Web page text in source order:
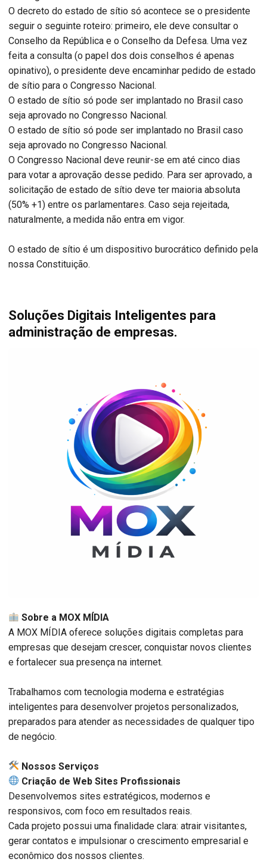
O decreto do estado de sítio só acontece se o presidente
seguir o seguinte roteiro: primeiro, ele deve consultar o
Conselho da República e o Conselho da Defesa. Uma vez
feita a consulta (o papel dos dois conselhos é apenas
opinativo), o presidente deve encaminhar pedido de estado
de sítio para o Congresso Nacional.
O estado de sítio só pode ser implantado no Brasil caso
seja aprovado no Congresso Nacional.
O estado de sítio só pode ser implantado no Brasil caso
seja aprovado no Congresso Nacional.
O Congresso Nacional deve reunir-se em até cinco dias
para votar a aprovação desse pedido. Para ser aprovado, a
solicitação de estado de sítio deve ter maioria absoluta
(50% +1) entre os parlamentares. Caso seja rejeitada,
naturalmente, a medida não entra em vigor.
O estado de sítio é um dispositivo burocrático definido pela
nossa Constituição.
Soluções Digitais Inteligentes para
administração de empresas.
Sobre a MOX MÍDIA
A MOX MÍDIA oferece soluções digitais completas para
empresas que desejam crescer, conquistar novos clientes
e fortalecer sua presença na internet.
Trabalhamos com tecnologia moderna e estratégias
inteligentes para desenvolver projetos personalizados,
preparados para atender as necessidades de qualquer tipo
de negócio.
️ Nossos Serviços
Criação de Web Sites Profissionais
Desenvolvemos sites estratégicos, modernos e
responsivos, com foco em resultados reais.
Cada projeto possui uma finalidade clara: atrair visitantes,
gerar contatos e impulsionar o crescimento empresarial e
econômico dos nossos clientes.